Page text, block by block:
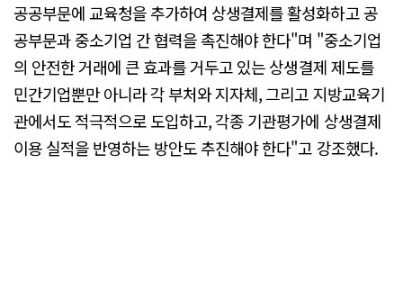
공공부문에 교육청을 추가하여 상생결제를 활성화하고 공
공부문과 중소기업 간 협력을 촉진해야 한다"며 "중소기업
의 안전한 거래에 큰 효과를 거두고 있는 상생결제 제도를
민간기업뿐만 아니라 각 부처와 지자체, 그리고 지방교육기
관에서도 적극적으로 도입하고, 각종 기관평가에 상생결제
이용 실적을 반영하는 방안도 추진해야 한다"고 강조했다.